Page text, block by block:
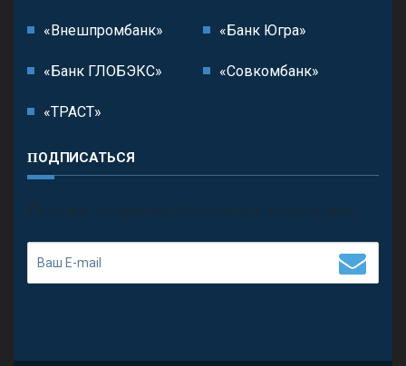
«Внешпромбанк» «Банк Югра»
«Банк ГЛОБЭКС» «Совкомбанк»
«ТРАСТ»
ПОДПИСАТЬСЯ
П олучить последние обновления и предложения.